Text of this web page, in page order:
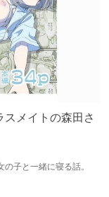
メイトの森田さ
子と一緒に寝る話。